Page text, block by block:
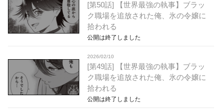
[第50話] 【世界最強の執事】ブラッ
ク職場を追放された俺、氷の令嬢に
拾われる
公開は終了しました
2026/02/10
[第49話] 【世界最強の執事】ブラッ
ク職場を追放された俺、氷の令嬢に
拾われる
公開は終了しました